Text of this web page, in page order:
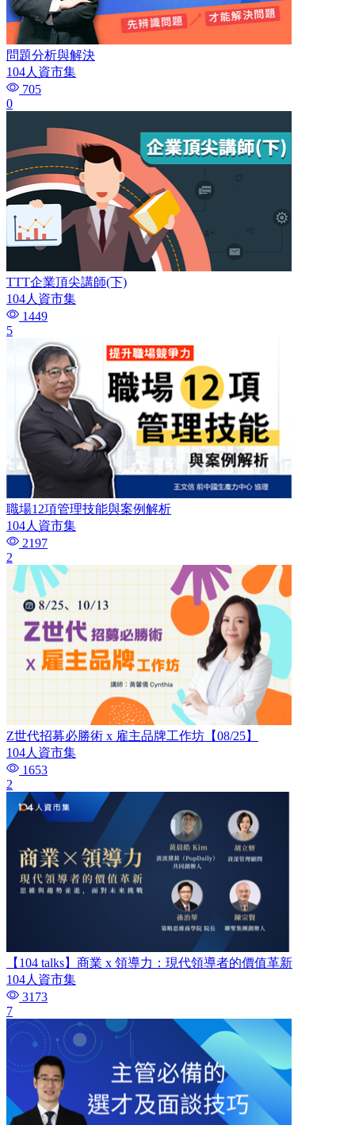
問題分析與解決
104人資市集
705
0
TTT企業頂尖講師(下)
104人資市集
1449
5
職場12項管理技能與案例解析
104人資市集
2197
2
Z世代招募必勝術 x 雇主品牌工作坊【08/25】
104人資市集
1653
2
【104 talks】商業 x 領導力：現代領導者的價值革新
104人資市集
3173
7